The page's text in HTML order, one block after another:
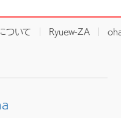
ついて Ryuew-ZA